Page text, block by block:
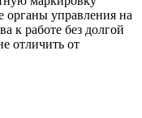
органы управления на
к работе без долгой
отличить от